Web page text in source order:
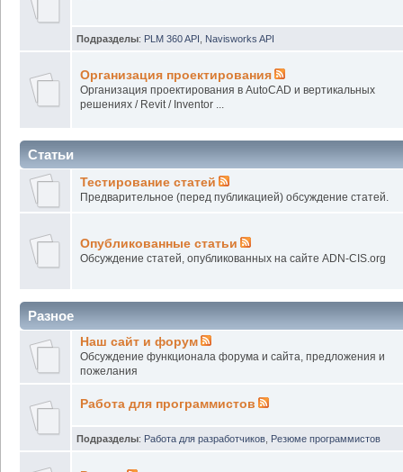
Подразделы: PLM 360 API Navisworks API
Организация проектирования
Организация проектирования в AutoCAD и вертикальных
решениях / Revit / Inventor ...
Статьи
Тестирование статей
Предварительное (перед публикацией) обсуждение статей.
Опубликованные статьи
Обсуждение статей, опубликованных на сайте ADN-CIS.org
Разное
Наш сайт и форум
Обсуждение функционала форума и сайта, предложения и
пожелания
Работа для программистов
Подразделы: Работа для разработчиков Резюме программистов